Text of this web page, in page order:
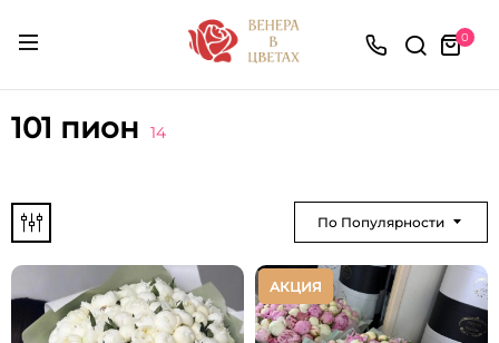
0
101 пион 14
По Популярности
АКЦИЯ